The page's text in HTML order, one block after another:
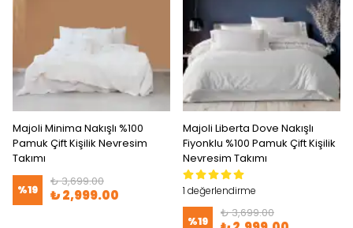
Majoli Minima Nakışlı %100
Pamuk Çift Kişilik Nevresim
Takımı
%19
₺ 3,699.00
₺ 2,999.00
Majoli Liberta Dove Nakışlı
Fiyonklu %100 Pamuk Çift Kişilik
Nevresim Takımı
1 değerlendirme
%19
₺ 3,699.00